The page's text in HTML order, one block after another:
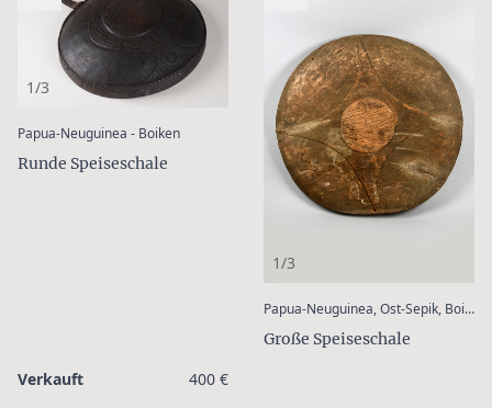
1/3
Papua-Neuguinea - Boiken:
Runde Speiseschale
Verkauft 400 €
1/3
Papua-Neuguinea, Ost-Sepik, Boiken
Große Speiseschale